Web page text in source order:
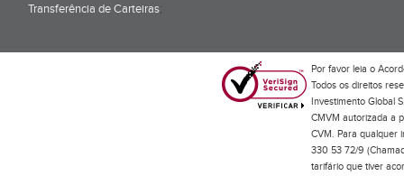
Transferência de Carteiras;
Por favor leia o
Todos os direitos
Investimento Global
CMVM autorizada a
CVM. Para qualquer
330 53 72/9
tarifário que tiver